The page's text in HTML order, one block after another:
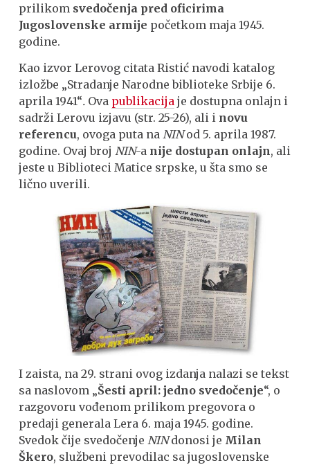
prilikom svedočenja pred oficirima
Jugoslovenske armije početkom maja 1945.
godine.
Kao izvor Lerovog citata Ristić navodi katalog
izložbe „Stradanje Narodne biblioteke Srbije 6.
aprila 1941“. Ova publikacija je dostupna onlajn i
sadrži Lerovu izjavu (str. 25-26), ali i novu
referencu, ovoga puta naNINod 5. aprila 1987.
godine. Ovaj brojNIN-a nije dostupan onlajn, ali
jeste u Biblioteci Matice srpske, u šta smo se
lično uverili.
I zaista, na 29. strani ovog izdanja nalazi se tekst
sa naslovom „Šesti april: jedno svedočenje“, o
razgovoru vođenom prilikom pregovora o
predaji generala Lera 6. maja 1945. godine.
Svedok čije svedočenjeNINdonosi je Milan
Škero, službeni prevodilac sa jugoslovenske